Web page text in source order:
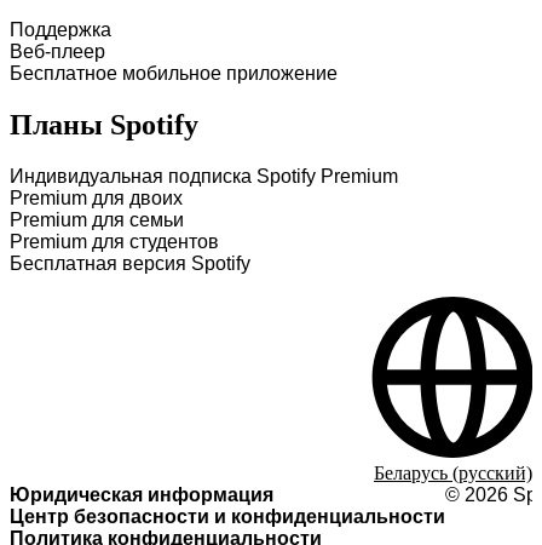
Поддержка
Веб-плеер
Бесплатное мобильное приложение
Планы Spotify
Индивидуальная подписка Spotify Premium
Premium для двоих
Premium для семьи
Premium для студентов
Бесплатная версия Spotify
Юридическая информация
Центр безопасности и конфиденциальности
Политика конфиденциальности
© 2026
Беларусь (русский)